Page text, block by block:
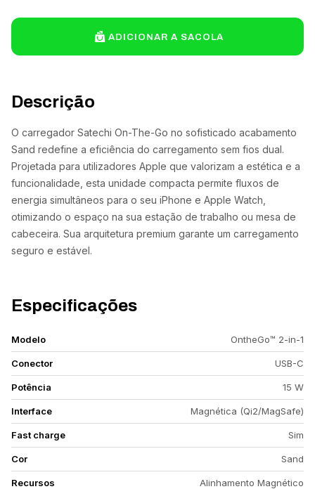
Descrição
O carregador Satechi On-The-Go no sofisticado acabamento
Sand redefine a eficiência do carregamento sem fios dual.
Projetada para utilizadores Apple que valorizam a estética e a
funcionalidade, esta unidade compacta permite fluxos de
energia simultâneos para o seu iPhone e Apple Watch,
otimizando o espaço na sua estação de trabalho ou mesa de
cabeceira. Sua arquitetura premium garante um carregamento
seguro e estável.
Especificações
Modelo OntheGo™ 2-in-1
Conector USB-C
Potência 15 W
Interface Magnética (Qi2/MagSafe)
Fast charge Sim
Cor Sand
Recursos Alinhamento Magnético
ADICIONAR A SACOLA